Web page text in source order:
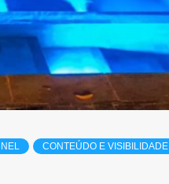
CONTEÚDO E VISIBILIDADE